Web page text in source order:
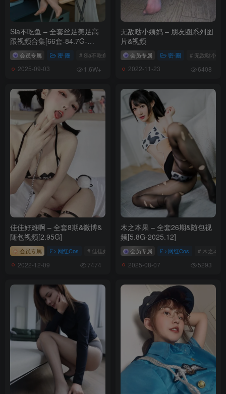
Sia不吃鱼 – 全套丝足美足高
跟视频合集[66套-84.7G-
2025.9]
会员专属 密⋅圈 # Sia不吃鱼
2025-09-03 1.6W+
无敌哒小姨妈 – 朋友圈系列图
片&视频
会员专属 密⋅圈 # 无敌哒小姨
2022-11-23 6408
佳佳好难啊 – 全套8期&微博&
随包视频[2.95G]
会员专属 网红Cos # 佳佳好难啊
2022-12-09 7474
木之本果 – 全套26期&随包视
频[5.8G-2025.12]
会员专属 网红Cos # 木之本果
2025-08-07 5293